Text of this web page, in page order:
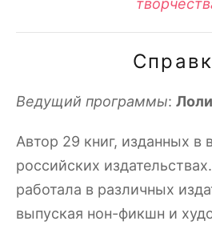
Ведущий программы:
Автор 29 книг, изданных в
российских
работала в различных
выпуская нон-фикшн и